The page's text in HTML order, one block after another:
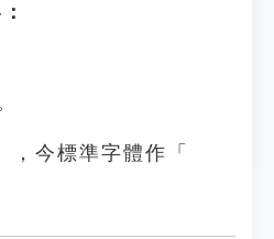
，今標準字體作「